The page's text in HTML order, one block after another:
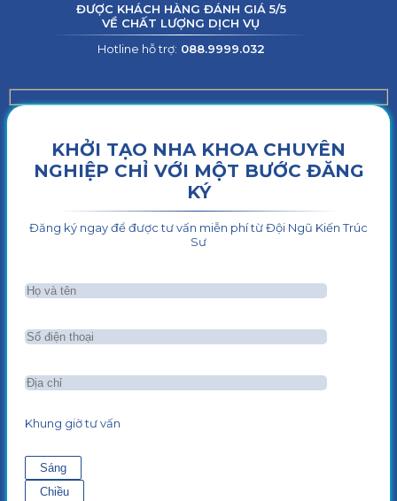
ĐƯỢC KHÁCH HÀNG ĐÁNH GIÁ 5/5
VỀ CHẤT LƯỢNG DỊCH VỤ
Hotline hỗ trợ: 088.9999.032
KHỞI TẠO NHA KHOA CHUYÊN
NGHIỆP CHỈ VỚI MỘT BƯỚC ĐĂNG
KÝ
Đăng ký ngay để được tư vấn miễn phí từ Đội Ngũ Kiến Trúc
Sư
Khung giờ tư vấn
Sáng
Chiều